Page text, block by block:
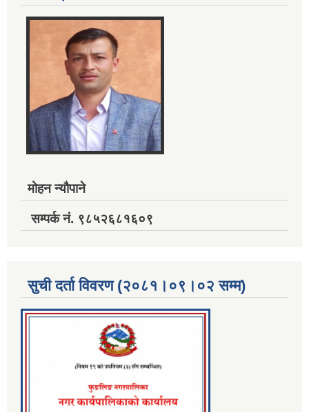
मोहन न्यौपाने
सम्पर्क नं. ९८५२६८१६०९
सुची दर्ता विवरण (२०८१।०९।०२ सम्म)